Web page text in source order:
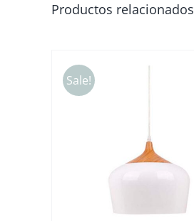
Productos relacionados
Sale!